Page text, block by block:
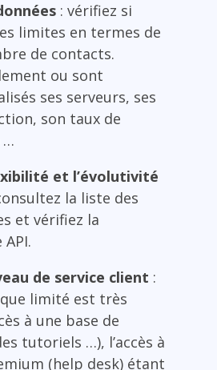
: vérifiez si
limites en termes de
de contacts.
ou sont
ses serveurs, ses
son taux de
…
et l’évolutivité
la liste des
et vérifiez la
de service client :
limité est très
à une base de
tutoriels …), l’accès à
(help desk) étant